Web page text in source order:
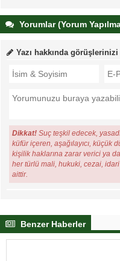
Yorumlar (Yorum
Yazı hakkında
Dikkat! Suç teşkil edecek,
küfür içeren, aşağılayıcı, küçük
kişilik haklarına zarar verici ya
her türlü mali, hukuki, cezai,
aittir.
Benzer Haberler